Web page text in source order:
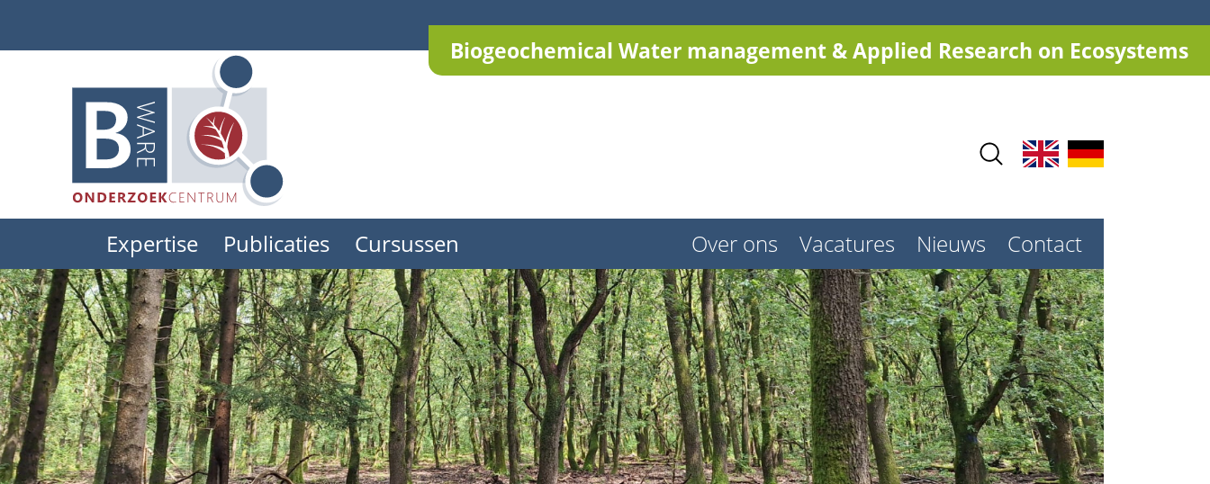
Biogeochemical Water management & Applied Research on Ecosystems
menu
Expertise Publicaties Cursussen Contact
Nieuws
Vacatures
Over ons